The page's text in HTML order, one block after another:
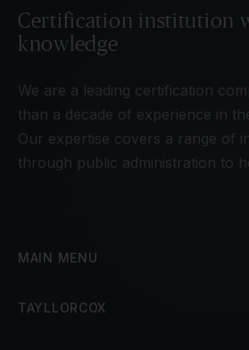
Certification institution
knowledge
We are a leading certification
than a decade of experience in
Our expertise covers a range of
through public administration to
MAIN MENU
TAYLLORCOX